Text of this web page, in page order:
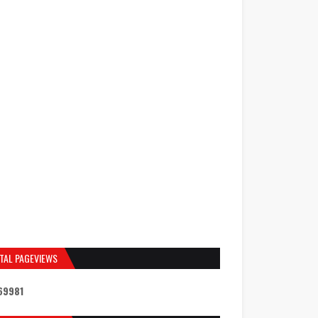
PAGEVIEWS
9981